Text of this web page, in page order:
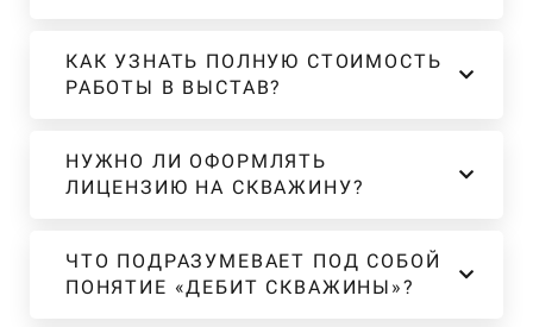
КАК УЗНАТЬ ПОЛНУЮ СТОИМОСТЬ
РАБОТЫ В ВЫСТАВ?
НУЖНО ЛИ ОФОРМЛЯТЬ
ЛИЦЕНЗИЮ НА СКВАЖИНУ?
ЧТО ПОДРАЗУМЕВАЕТ ПОД СОБОЙ
ПОНЯТИЕ «ДЕБИТ СКВАЖИНЫ»?